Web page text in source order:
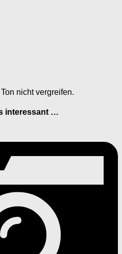
nicht vergreifen.
interessant …